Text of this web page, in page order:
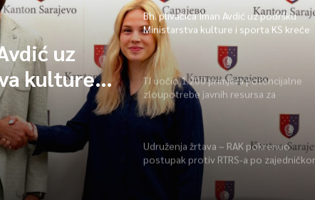
uz
kulture i
igre
Bh. plivačica Iman Avdić uz podršku
Ministarstva kulture i sporta KS kreće
na Evropsko prvenstvo i Mediteranske
igre
TI uočio 1.200 primjera potencijalne
zloupotrebe javnih resursa za
promociju stranaka
Udruženja žrtava – RAK pokrenuo
postupak protiv RTRS-a po
prigovoru pet udruženja žrtava